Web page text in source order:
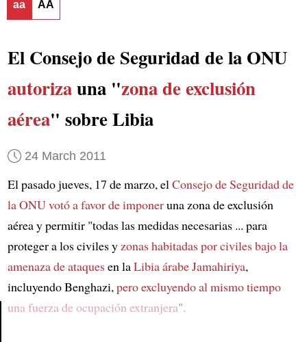
aa AA
El Consejo de Seguridad de la ONU
autorizauna "zona de exclusión
aérea" sobre Libia
24 March 2011
El pasado jueves, 17 de marzo, elConsejo de Seguridad de
la ONUvotó a favor de imponeruna zona de exclusión
aérea y permitir "todas las medidas necesarias ... para
proteger a los civiles yzonas habitadas por civilesbajo la
amenaza de ataquesen laLibia árabe Jamahiriya,
incluyendo Benghazi,pero excluyendo al mismo tiempo
una fuerza de ocupación extranjera".